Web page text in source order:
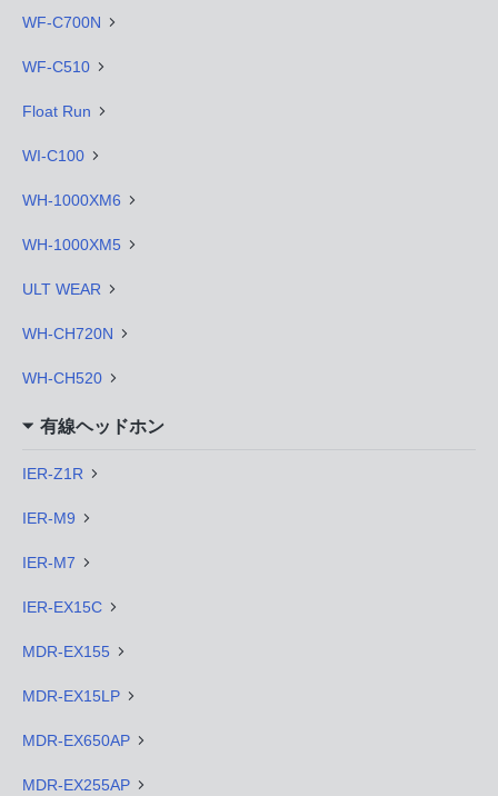
WF-C700N
WF-C510
Float Run
WI-C100
WH-1000XM6
WH-1000XM5
ULT WEAR
WH-CH720N
WH-CH520
有線ヘッドホン
IER-Z1R
IER-M9
IER-M7
IER-EX15C
MDR-EX155
MDR-EX15LP
MDR-EX650AP
MDR-EX255AP